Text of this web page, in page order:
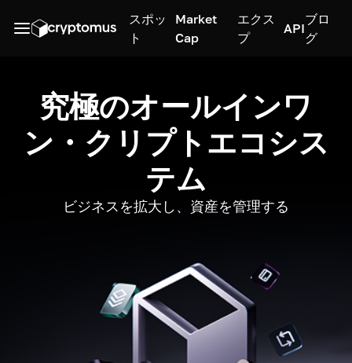
スポッ
ト
Market
Cap
エクス
プ
API
ブロ
グ
究極のオールインワ
ン・クリプトエコシス
テム
ビジネスを拡大し、資産を管理する